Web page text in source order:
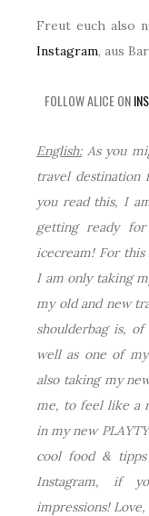
Freut euch also
Instagram, aus
FOLLOW ALICE ON
English:As you
travel destination
you read this, I
getting ready
icecream! For
I am only taking
my old and new
shoulderbag is,
well as one of
also taking my
me, to feel like a
in my new
cool food &
Instagram, if
impressions! Love,